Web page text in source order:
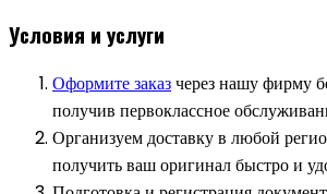
Условия и услуги
Оформите заказчерез нашу фирму
получив первоклассное
Организуем доставку в любой
получить ваш оригинал быстро и